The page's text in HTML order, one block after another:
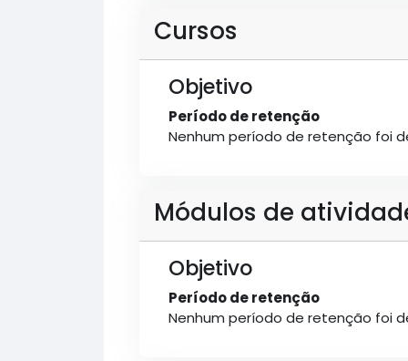
Cursos
Objetivo
Período de retenção
Nenhum período de retenção foi
Módulos de
Objetivo
Período de retenção
Nenhum período de retenção foi